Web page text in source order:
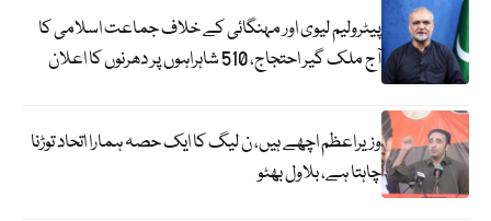
پیٹرولیم لیوی اور مہنگائی کے خلاف جماعت اسلامی کا
آج ملک گیر احتجاج، 510 شاہراہوں پر دھرنوں کا اعلان
وزیراعظم اچھے ہیں، ن لیگ کا ایک حصہ ہمارا اتحاد توڑنا
چاہتا ہے، بلاول بھٹو